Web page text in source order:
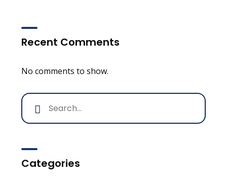
Recent Comments
No comments to show.
Categories